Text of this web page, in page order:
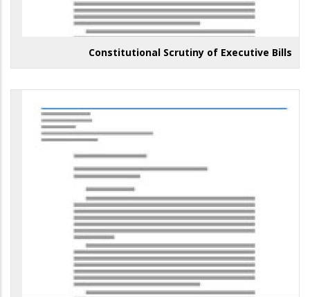
Constitutional Scrutiny of Executive Bills